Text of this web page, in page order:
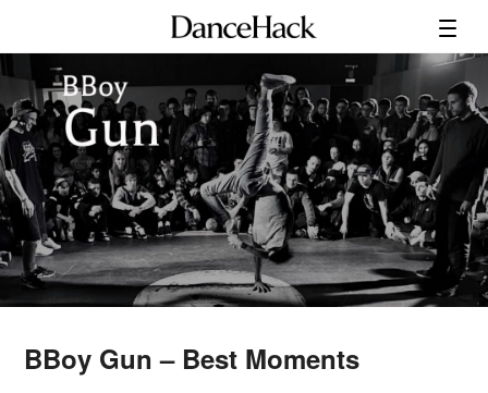
BBoy Gun – Best Moments